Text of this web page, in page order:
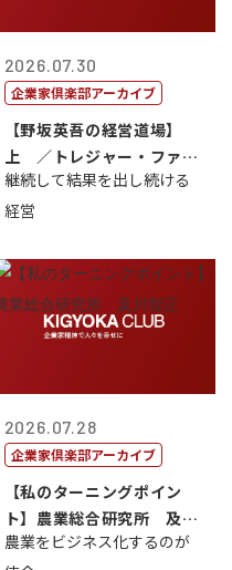
2026.07.30
企業家倶楽部アーカイブ
【野坂英吾の経営道場】
上 ／トレジャー・ファク
トリー社長野坂...
継続して結果を出し続ける
経営
2026.07.28
企業家倶楽部アーカイブ
【私のターニングポイン
ト】農業総合研究所 及川
智正
農業をビジネス化するのが